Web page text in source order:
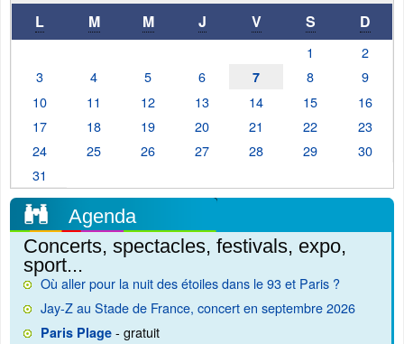
L M M J V S D
1
2
3
4 5 6 7 8
9
10
11 12 13 14 15
16
17
18 19 20 21 22
23
24
25 26 27 28 29
30
31
Agenda
Concerts, spectacles, festivals, expo,
sport...
Où aller pour la nuit des étoiles dans le 93 et Paris ?
Jay-Z au Stade de France, concert en septembre 2026
Paris Plage - gratuit